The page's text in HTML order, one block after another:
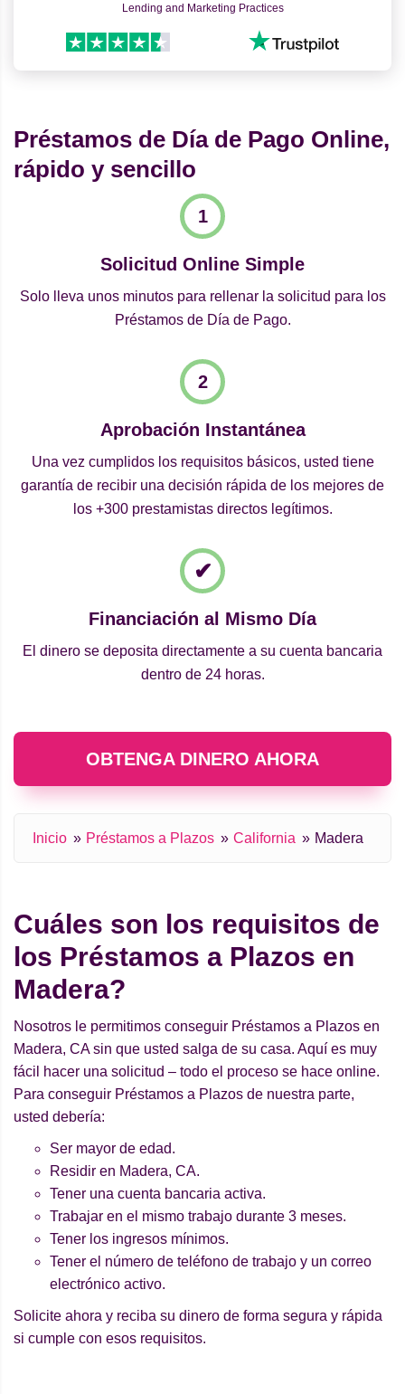
Lending and Marketing Practices
Préstamos de Día de Pago Online,
rápido y sencillo
Solicitud Online Simple
Solo lleva unos minutos para rellenar la solicitud para los
Préstamos de Día de Pago.
Aprobación Instantánea
Una vez cumplidos los requisitos básicos, usted tiene
garantía de recibir una decisión rápida de los mejores de
los +300 prestamistas directos legítimos.
Financiación al Mismo Día
El dinero se deposita directamente a su cuenta bancaria
dentro de 24 horas.
OBTENGA DINERO AHORA
Inicio Préstamos a Plazos California Madera
Cuáles son los requisitos de
los Préstamos a Plazos en
Madera?
Nosotros le permitimos conseguir Préstamos a Plazos en
Madera, CA sin que usted salga de su casa. Aquí es muy
fácil hacer una solicitud – todo el proceso se hace online.
Para conseguir Préstamos a Plazos de nuestra parte,
usted debería:
Ser mayor de edad.
Residir en Madera, CA.
Tener una cuenta bancaria activa.
Trabajar en el mismo trabajo durante 3 meses.
Tener los ingresos mínimos.
Tener el número de teléfono de trabajo y un correo
electrónico activo.
Solicite ahora y reciba su dinero de forma segura y rápida
si cumple con esos requisitos.